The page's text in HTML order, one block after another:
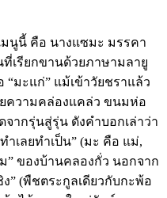
คือ นางแซมะ มรรคา
ที่เรียกขานด้วยภาษามลายู
มะแก่” แม้เข้าวัยชราแล้ว
ความคล่องแคล่ว ขนมห่อ
กรุ่นสู่รุ่น ดังคำบอกเล่าว่า
เลยทำเป็น” (มะ คือ แม่,
ของบ้านคลองกั่ว นอกจาก
” (พืชตระกูลเดียวกับกะพ้อ